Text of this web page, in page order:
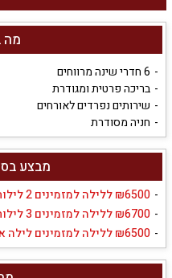
מה
6 חדרי שינה מרווחים
בריכה פרטית ומגודרת
שירותים נפרדים לאורחים
חניה מסודרת
מבצע
6500‏₪ ללילה למזמינים 2 לילות בחמישי (13.08) עד 22 אורחים
6700‏₪ ללילה למזמינים 3 לילות בחמישי (13.08) עד 22 אורחים
6500‏₪ ללילה למזמינים לילה אחד בשישי (14.08) עד 22 אורחים